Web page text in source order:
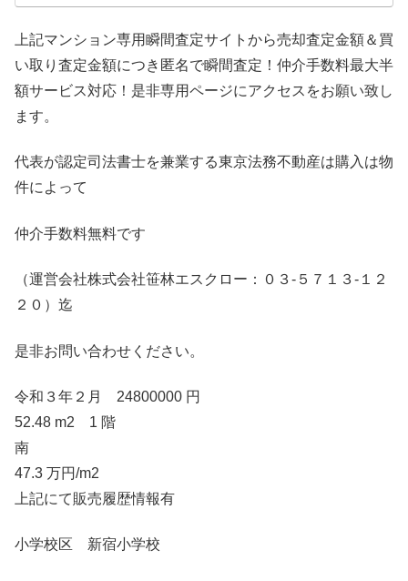
上記マンション専用瞬間査定サイトから売却査定金額＆買
い取り査定金額につき匿名で瞬間査定！仲介手数料最大半
額サービス対応！是非専用ページにアクセスをお願い致し
ます。
代表が認定司法書士を兼業する東京法務不動産は購入は物
件によって
仲介手数料無料です
（運営会社株式会社笹林エスクロー：０３-５７１３-１２
２０）迄
是非お問い合わせください。
令和３年２月 24800000 円
52.48 m2 1 階
南
47.3 万円/m2
上記にて販売履歴情報有
小学校区 新宿小学校